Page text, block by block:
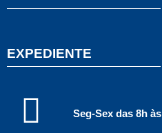
EXPEDIENTE
Seg-Sex das 8h